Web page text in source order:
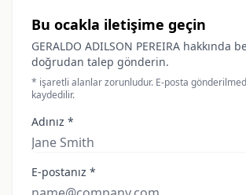
Bu ocakla iletişime geçin
GERALDO ADILSON PEREIRA hakkında
doğrudan talep gönderin.
* işaretli alanlar zorunludur. E-posta
kaydedilir.
Adınız *
E-postanız *